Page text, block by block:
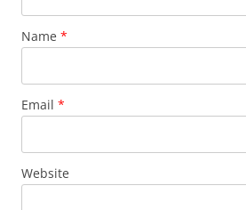
Name *
Email *
Website